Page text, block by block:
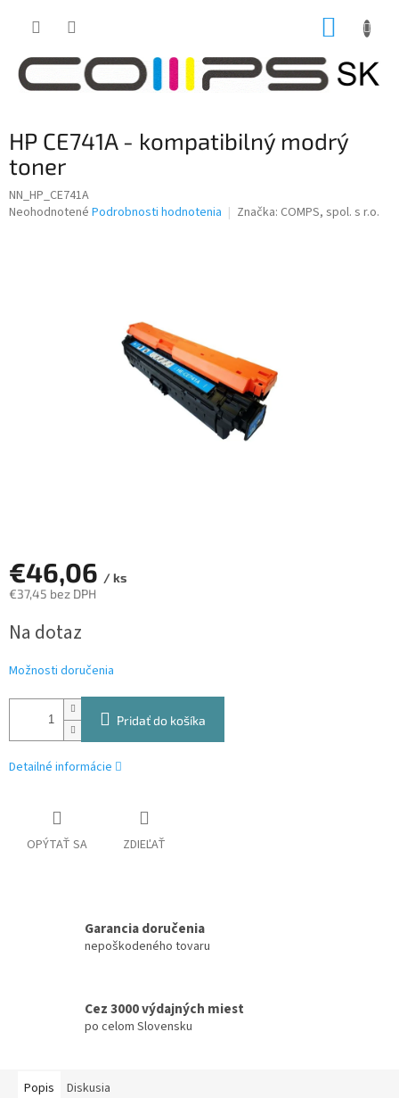
HP CE741A - kompatibilný modrý
toner
NN_HP_CE741A
Priemerné
Neohodnotené Podrobnosti hodnotenia Značka: COMPS, spol. s r.o.
€46,06 / ks
€37,45 bez DPH
cena:
Na dotaz
Možnosti doručenia
Pridať do košíka
Detailné informácie
OPÝTAŤ SA ZDIEĽAŤ
Garancia doručenia
nepoškodeného tovaru
Cez 3000 výdajných miest
po celom Slovensku
Popis Diskusia